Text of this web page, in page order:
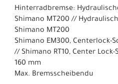
Hinterradbremse:
Shimano MT200 //
Shimano MT200
Shimano EM300, Centerlock-
// Shimano RT10, Center
160 mm
Max. Bremsscheibendu